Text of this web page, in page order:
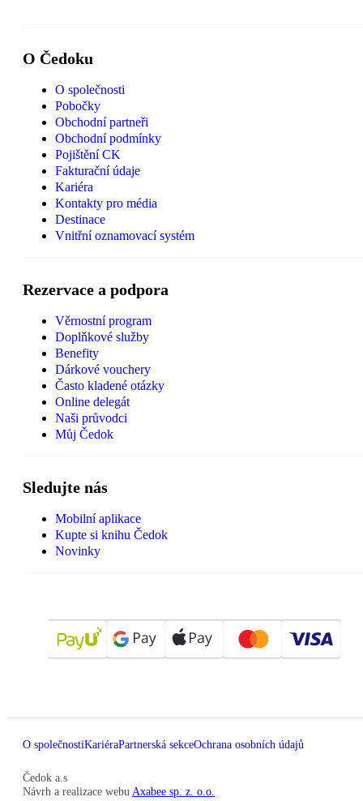
O Čedoku
O společnosti
Pobočky
Obchodní partneři
Obchodní podmínky
Pojištění CK
Fakturační údaje
Kariéra
Kontakty pro média
Destinace
Vnitřní oznamovací systém
Rezervace a podpora
Věrnostní program
Doplňkové služby
Benefity
Dárkové vouchery
Často kladené otázky
Online delegát
Naši průvodci
Můj Čedok
Sledujte nás
Mobilní aplikace
Kupte si knihu Čedok
Novinky
O společnostiKariéraPartnerská sekceOchrana osobních údajů
Čedok a.s
Návrh a realizace webu Axabee sp. z. o.o.